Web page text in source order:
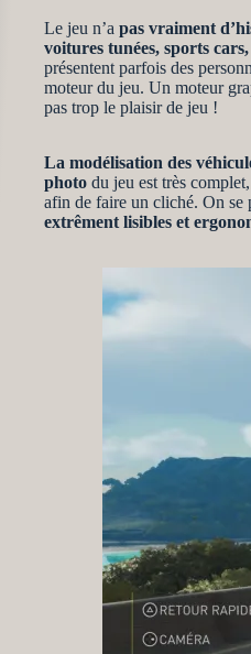
Le jeu n’a pas vraiment
voitures tunées, sports
présentent parfois des
moteur du jeu. Un moteur
pas trop le plaisir de jeu !
La modélisation des
photo du jeu est très
afin de faire un cliché. On se
extrêment lisibles et